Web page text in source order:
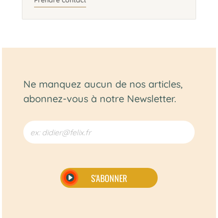
Ne manquez aucun de nos articles,
abonnez-vous à notre Newsletter.
S'ABONNER